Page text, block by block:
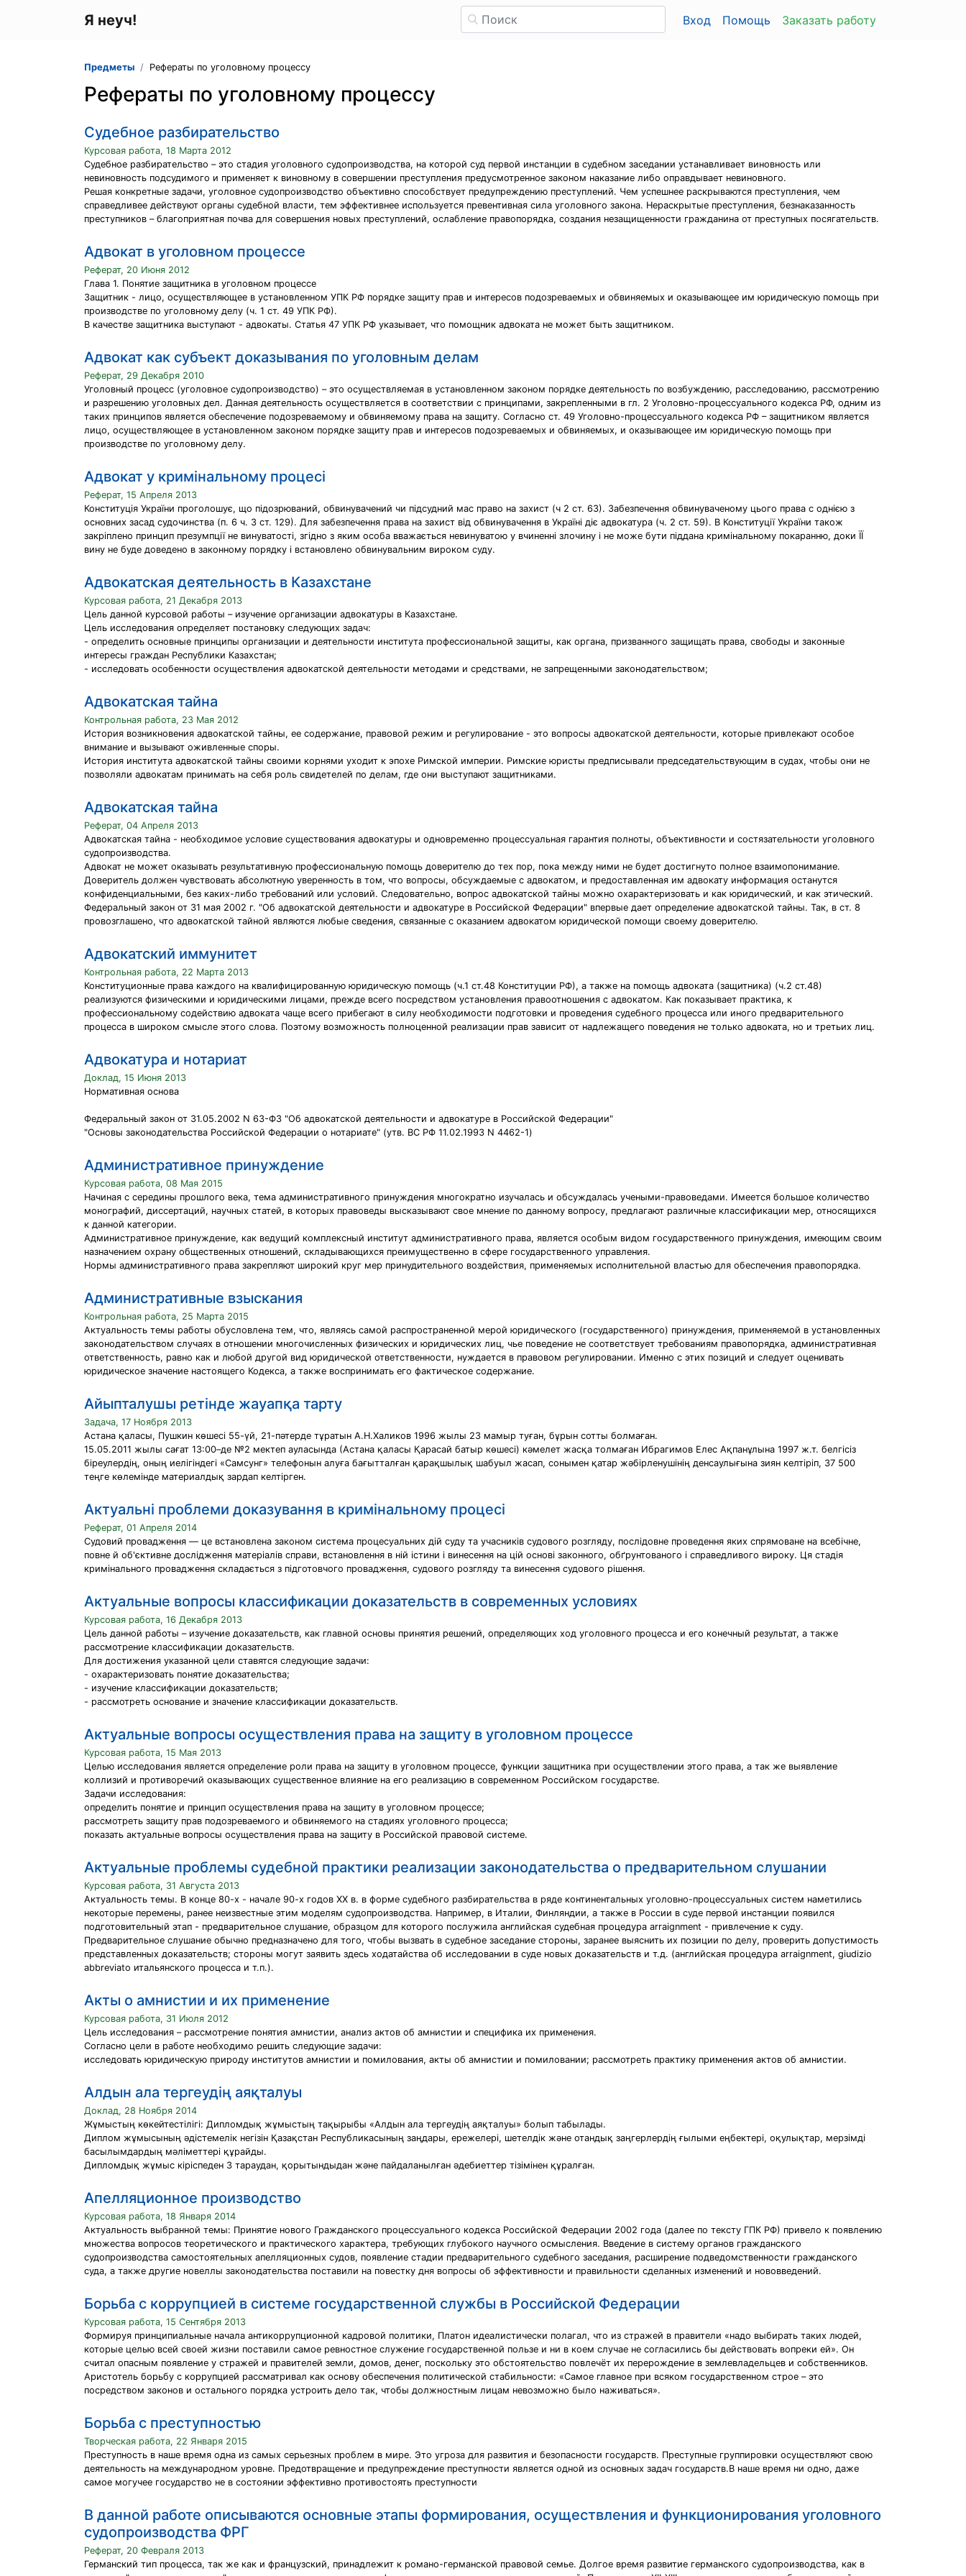
Я неуч! Вход Помощь Заказать работу
Предметы Рефераты по уголовному процессу
Рефераты по уголовному процессу
Cудебное разбирательство
Курсовая работа, 18 Марта 2012
Судебное разбирательство – это стадия уголовного судопроизводства, на которой суд первой инстанции в судебном заседании устанавливает виновность или
невиновность подсудимого и применяет к виновному в совершении преступления предусмотренное законом наказание либо оправдывает невиновного.
Решая конкретные задачи, уголовное судопроизводство объективно способствует предупреждению преступлений. Чем успешнее раскрываются преступления, чем
справедливее действуют органы судебной власти, тем эффективнее используется превентивная сила уголовного закона. Нераскрытые преступления, безнаказанность
преступников – благоприятная почва для совершения новых преступлений, ослабление правопорядка, создания незащищенности гражданина от преступных посягательств.
Адвокат в уголовном процессе
Реферат, 20 Июня 2012
Глава 1. Понятие защитника в уголовном процессе
Защитник - лицо, осуществляющее в установленном УПК РФ порядке защиту прав и интересов подозреваемых и обвиняемых и оказывающее им юридическую помощь при
производстве по уголовному делу (ч. 1 ст. 49 УПК РФ).
В качестве защитника выступают - адвокаты. Статья 47 УПК РФ указывает, что помощник адвоката не может быть защитником.
Адвокат как субъект доказывания по уголовным делам
Реферат, 29 Декабря 2010
Уголовный процесс (уголовное судопроизводство) – это осуществляемая в установленном законом порядке деятельность по возбуждению, расследованию, рассмотрению
и разрешению уголовных дел. Данная деятельность осуществляется в соответствии с принципами, закрепленными в гл. 2 Уголовно-процессуального кодекса РФ, одним из
таких принципов является обеспечение подозреваемому и обвиняемому права на защиту. Согласно ст. 49 Уголовно-процессуального кодекса РФ – защитником является
лицо, осуществляющее в установленном законом порядке защиту прав и интересов подозреваемых и обвиняемых, и оказывающее им юридическую помощь при
производстве по уголовному делу.
Адвокат у кримінальному процесі
Реферат, 15 Апреля 2013
Конституція України проголошує, що підозрюваний, обвинувачений чи підсудний мас право на захист (ч 2 ст. 63). Забезпечення обвинуваченому цього права с однією з
основних засад судочинства (п. 6 ч. З ст. 129). Для забезпечення права на захист від обвинувачення в Україні діє адвокатура (ч. 2 ст. 59). В Конституції України також
закріплено принцип презумпції не винуватості, згідно з яким особа вважається невинуватою у вчиненні злочину і не може бути піддана кримінальному покаранню, доки ЇЇ
вину не буде доведено в законному порядку і встановлено обвинувальним вироком суду.
Адвокатская деятельность в Казахстане
Курсовая работа, 21 Декабря 2013
Цель данной курсовой работы – изучение организации адвокатуры в Казахстане.
Цель исследования определяет постановку следующих задач:
- определить основные принципы организации и деятельности института профессиональной защиты, как органа, призванного защищать права, свободы и законные
интересы граждан Республики Казахстан;
- исследовать особенности осуществления адвокатской деятельности методами и средствами, не запрещенными законодательством;
Адвокатская тайна
Контрольная работа, 23 Мая 2012
История возникновения адвокатской тайны, ее содержание, правовой режим и регулирование - это вопросы адвокатской деятельности, которые привлекают особое
внимание и вызывают оживленные споры.
История института адвокатской тайны своими корнями уходит к эпохе Римской империи. Римские юристы предписывали председательствующим в судах, чтобы они не
позволяли адвокатам принимать на себя роль свидетелей по делам, где они выступают защитниками.
Адвокатская тайна
Реферат, 04 Апреля 2013
Адвокатская тайна - необходимое условие существования адвокатуры и одновременно процессуальная гарантия полноты, объективности и состязательности уголовного
судопроизводства.
Адвокат не может оказывать результативную профессиональную помощь доверителю до тех пор, пока между ними не будет достигнуто полное взаимопонимание.
Доверитель должен чувствовать абсолютную уверенность в том, что вопросы, обсуждаемые с адвокатом, и предоставленная им адвокату информация останутся
конфиденциальными, без каких-либо требований или условий. Следовательно, вопрос адвокатской тайны можно охарактеризовать и как юридический, и как этический.
Федеральный закон от 31 мая 2002 г. "Об адвокатской деятельности и адвокатуре в Российской Федерации" впервые дает определение адвокатской тайны. Так, в ст. 8
провозглашено, что адвокатской тайной являются любые сведения, связанные с оказанием адвокатом юридической помощи своему доверителю.
Адвокатский иммунитет
Контрольная работа, 22 Марта 2013
Конституционные права каждого на квалифицированную юридическую помощь (ч.1 ст.48 Конституции РФ), а также на помощь адвоката (защитника) (ч.2 ст.48)
реализуются физическими и юридическими лицами, прежде всего посредством установления правоотношения с адвокатом. Как показывает практика, к
профессиональному содействию адвоката чаще всего прибегают в силу необходимости подготовки и проведения судебного процесса или иного предварительного
процесса в широком смысле этого слова. Поэтому возможность полноценной реализации прав зависит от надлежащего поведения не только адвоката, но и третьих лиц.
Адвокатура и нотариат
Доклад, 15 Июня 2013
Нормативная основа
Федеральный закон от 31.05.2002 N 63-ФЗ "Об адвокатской деятельности и адвокатуре в Российской Федерации"
"Основы законодательства Российской Федерации о нотариате" (утв. ВС РФ 11.02.1993 N 4462-1)
Административное принуждение
Курсовая работа, 08 Мая 2015
Начиная с середины прошлого века, тема административного принуждения многократно изучалась и обсуждалась учеными-правоведами. Имеется большое количество
монографий, диссертаций, научных статей, в которых правоведы высказывают свое мнение по данному вопросу, предлагают различные классификации мер, относящихся
к данной категории.
Административное принуждение, как ведущий комплексный институт административного права, является особым видом государственного принуждения, имеющим своим
назначением охрану общественных отношений, складывающихся преимущественно в сфере государственного управления.
Нормы административного права закрепляют широкий круг мер принудительного воздействия, применяемых исполнительной властью для обеспечения правопорядка.
Административные взыскания
Контрольная работа, 25 Марта 2015
Актуальность темы работы обусловлена тем, что, являясь самой распространенной мерой юридического (государственного) принуждения, применяемой в установленных
законодательством случаях в отношении многочисленных физических и юридических лиц, чье поведение не соответствует требованиям правопорядка, административная
ответственность, равно как и любой другой вид юридической ответственности, нуждается в правовом регулировании. Именно с этих позиций и следует оценивать
юридическое значение настоящего Кодекса, а также воспринимать его фактическое содержание.
Айыпталушы ретінде жауапқа тарту
Задача, 17 Ноября 2013
Астана қаласы, Пушкин көшесі 55-үй, 21-пәтерде тұратын А.Н.Халиков 1996 жылы 23 мамыр туған, бұрын сотты болмаған.
15.05.2011 жылы сағат 13:00–де №2 мектеп ауласында (Астана қаласы Қарасай батыр көшесі) кәмелет жасқа толмаған Ибрагимов Елес Ақпанұлына 1997 ж.т. белгісіз
біреулердің, оның иелігіндегі «Самсунг» телефонын алуға бағытталған қарақшылық шабуыл жасап, сонымен қатар жәбірленушінің денсаулығына зиян келтіріп, 37 500
теңге көлемінде материалдық зардап келтірген.
Актуальні проблеми доказування в кримінальному процесі
Реферат, 01 Апреля 2014
Судовий провадження — це встановлена законом система процесуальних дій суду та учасників судового розгляду, послідовне проведення яких спрямоване на всебічне,
повне й об'єктивне дослідження матеріалів справи, встановлення в ній істини і винесення на цій основі законного, обґрунтованого і справедливого вироку. Ця стадія
кримінального провадження складається з підготовчого провадження, судового розгляду та винесення судового рішення.
Актуальные вопросы классификации доказательств в современных условиях
Курсовая работа, 16 Декабря 2013
Цель данной работы – изучение доказательств, как главной основы принятия решений, определяющих ход уголовного процесса и его конечный результат, а также
рассмотрение классификации доказательств.
Для достижения указанной цели ставятся следующие задачи:
- охарактеризовать понятие доказательства;
- изучение классификации доказательств;
- рассмотреть основание и значение классификации доказательств.
Актуальные вопросы осуществления права на защиту в уголовном процессе
Курсовая работа, 15 Мая 2013
Целью исследования является определение роли права на защиту в уголовном процессе, функции защитника при осуществлении этого права, а так же выявление
коллизий и противоречий оказывающих существенное влияние на его реализацию в современном Российском государстве.
Задачи исследования:
определить понятие и принцип осуществления права на защиту в уголовном процессе;
рассмотреть защиту прав подозреваемого и обвиняемого на стадиях уголовного процесса;
показать актуальные вопросы осуществления права на защиту в Российской правовой системе.
Актуальные проблемы судебной практики реализации законодательства о предварительном слушании
Курсовая работа, 31 Августа 2013
Актуальность темы. В конце 80-х - начале 90-х годов XX в. в форме судебного разбирательства в ряде континентальных уголовно-процессуальных систем наметились
некоторые перемены, ранее неизвестные этим моделям судопроизводства. Например, в Италии, Финляндии, а также в России в суде первой инстанции появился
подготовительный этап - предварительное слушание, образцом для которого послужила английская судебная процедура arraignment - привлечение к суду.
Предварительное слушание обычно предназначено для того, чтобы вызвать в судебное заседание стороны, заранее выяснить их позиции по делу, проверить допустимость
представленных доказательств; стороны могут заявить здесь ходатайства об исследовании в суде новых доказательств и т.д. (английская процедура arraignment, giudizio
abbreviato итальянского процесса и т.п.).
Акты о амнистии и их применение
Курсовая работа, 31 Июля 2012
Цель исследования – рассмотрение понятия амнистии, анализ актов об амнистии и специфика их применения.
Согласно цели в работе необходимо решить следующие задачи:
исследовать юридическую природу институтов амнистии и помилования, акты об амнистии и помиловании; рассмотреть практику применения актов об амнистии.
Алдын ала тергеудің аяқталуы
Доклад, 28 Ноября 2014
Жұмыстың көкейтестілігі: Дипломдық жұмыстың тақырыбы «Алдын ала тергеудің аяқталуы» болып табылады.
Диплом жұмысының әдістемелік негізін Қазақстан Республикасының заңдары, ережелері, шетелдік және отандық заңгерлердің ғылыми еңбектері, оқулықтар, мерзімді
басылымдардың мәліметтері құрайды.
Дипломдық жұмыс кіріспеден 3 тараудан, қорытындыдан және пайдаланылған әдебиеттер тізімінен құралған.
Апелляционное производство
Курсовая работа, 18 Января 2014
Актуальность выбранной темы: Принятие нового Гражданского процессуального кодекса Российской Федерации 2002 года (далее по тексту ГПК РФ) привело к появлению
множества вопросов теоретического и практического характера, требующих глубокого научного осмысления. Введение в систему органов гражданского
судопроизводства самостоятельных апелляционных судов, появление стадии предварительного судебного заседания, расширение подведомственности гражданского
суда, а также другие новеллы законодательства поставили на повестку дня вопросы об эффективности и правильности сделанных изменений и нововведений.
Борьба с коррупцией в системе государственной службы в Российской Федерации
Курсовая работа, 15 Сентября 2013
Формируя принципиальные начала антикоррупционной кадровой политики, Платон идеалистически полагал, что из стражей в правители «надо выбирать таких людей,
которые целью всей своей жизни поставили самое ревностное служение государственной пользе и ни в коем случае не согласились бы действовать вопреки ей». Он
считал опасным появление у стражей и правителей земли, домов, денег, поскольку это обстоятельство повлечёт их перерождение в землевладельцев и собственников.
Аристотель борьбу с коррупцией рассматривал как основу обеспечения политической стабильности: «Самое главное при всяком государственном строе – это
посредством законов и остального порядка устроить дело так, чтобы должностным лицам невозможно было наживаться».
Борьба с преступностью
Творческая работа, 22 Января 2015
Преступность в наше время одна из самых серьезных проблем в мире. Это угроза для развития и безопасности государств. Преступные группировки осуществляют свою
деятельность на международном уровне. Предотвращение и предупреждение преступности является одной из основных задач государств.В наше время ни одно, даже
самое могучее государство не в состоянии эффективно противостоять преступности
В данной работе описываются основные этапы формирования, осуществления и функционирования уголовного
судопроизводства ФРГ
Реферат, 20 Февраля 2013
Германский тип процесса, так же как и французский, принадлежит к романо-германской правовой семье. Долгое время развитие германского судопроизводства, как в